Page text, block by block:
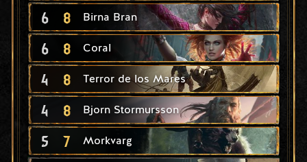
6 8 Birna Bran
6 8 Coral
4 8 Terror de los Mares
4 8 Bjorn Stormursson
5 7 Morkvarg